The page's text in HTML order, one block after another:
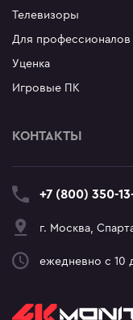
Телевизоры
Для профессионалов
Уценка
Игровые ПК
КОНТАКТЫ
+7 (800) 350-
г. Москва,
ежедневно с 10